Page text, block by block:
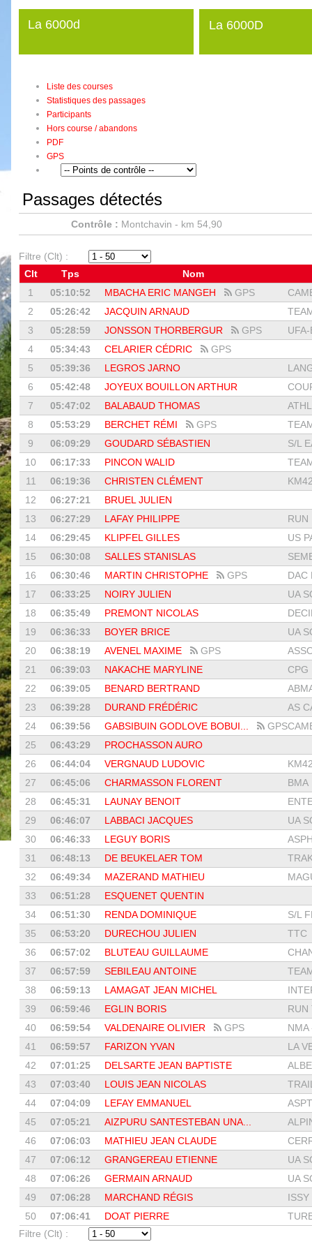
La 6000d La 6000D
Liste des courses
Statistiques des passages
Participants
Hors course / abandons
PDF
GPS
Passages détectés
Contrôle : Montchavin - km 54,90
Filtre (Clt) :
Clt
Tps
Nom
1
05:10:52 MBACHA ERIC MANGEH GPS
2
05:26:42 JACQUIN ARNAUD
3
05:28:59 JONSSON THORBERGUR GPS
4
05:34:43 CELARIER CÉDRIC
GPS
5
05:39:36 LEGROS JARNO
6
05:42:48 JOYEUX BOUILLON ARTHUR
7
05:47:02 BALABAUD THOMAS
8
05:53:29 BERCHET RÉMI GPS
9
06:09:29 GOUDARD SÉBASTIEN
S/L
10
06:17:33 PINCON WALID
11
06:19:36 CHRISTEN CLÉMENT
12
06:27:21
BRUEL JULIEN
13
06:27:29 LAFAY PHILIPPE
RUN
14
06:29:45 KLIPFEL GILLES
US
15
06:30:08 SALLES STANISLAS
16
06:30:46 MARTIN CHRISTOPHE GPS
DAC
17
06:33:25 NOIRY JULIEN
UA
18
06:35:49 PREMONT NICOLAS
19
06:36:33 BOYER BRICE
UA
20
06:38:19 AVENEL MAXIME GPS
21
06:39:03 NAKACHE MARYLINE
CPG
22
06:39:05 BENARD BERTRAND
23
06:39:28 DURAND FRÉDÉRIC
AS
24
06:39:56 GABSIBUIN GODLOVE BOBUI... GPS
25
06:43:29
PROCHASSON AURO
26
06:44:04 VERGNAUD LUDOVIC
27
06:45:06 CHARMASSON FLORENT
BMA
28
06:45:31 LAUNAY BENOIT
29
06:46:07 LABBACI JACQUES
UA
30
06:46:33 LEGUY BORIS
31
06:48:13 DE BEUKELAER TOM
32
06:49:34 MAZERAND MATHIEU
33
06:51:28
ESQUENET QUENTIN
34
06:51:30 RENDA DOMINIQUE
S/L
35
06:53:20 DURECHOU JULIEN
TTC
36
06:57:02 BLUTEAU GUILLAUME
37
06:57:59 SEBILEAU ANTOINE
38
06:59:13 LAMAGAT JEAN MICHEL
39
06:59:46 EGLIN BORIS
RUN
40
06:59:54 VALDENAIRE OLIVIER GPS
NMA
41
06:59:57 FARIZON YVAN
LA
42
07:01:25 DELSARTE JEAN BAPTISTE
43
07:03:40 LOUIS JEAN NICOLAS
44
07:04:09 LEFAY EMMANUEL
45
07:05:21 AIZPURU SANTESTEBAN UNA...
46
07:06:03 MATHIEU JEAN CLAUDE
47
07:06:12 GRANGEREAU ETIENNE
UA
48
07:06:26 GERMAIN ARNAUD
UA
49
07:06:28 MARCHAND RÉGIS
50
07:06:41 DOAT PIERRE
Filtre (Clt) :